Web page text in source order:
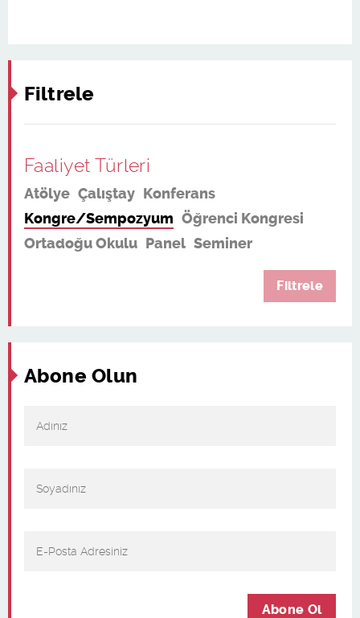
Filtrele
Faaliyet Türleri
Atölye Çalıştay Konferans
Kongre/Sempozyum Öğrenci Kongresi
Ortadoğu Okulu Panel Seminer
Filtrele
Abone Olun
Abone Ol